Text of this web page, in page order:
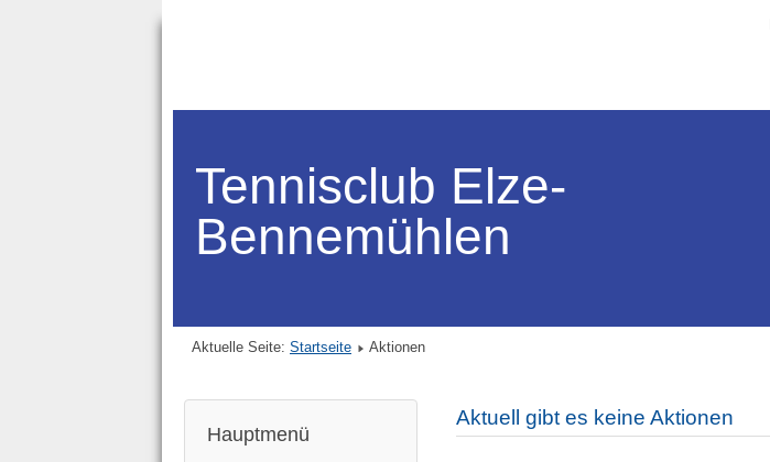
Tennisclub Elze-
Bennemühlen
Aktuelle Seite: Startseite Aktionen
Hauptmenü
Aktuell gibt es keine Aktionen